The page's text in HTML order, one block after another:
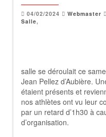
04/02/2024 Webmaster
Salle,
salle se déroulait ce
Jean Pellez d’Aubière.
étaient présents et
nos athlètes ont vu leur
par un retard d’1h30 à
d’organisation.